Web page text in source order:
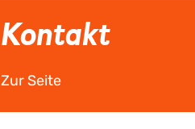
Kontakt
Zur Seite